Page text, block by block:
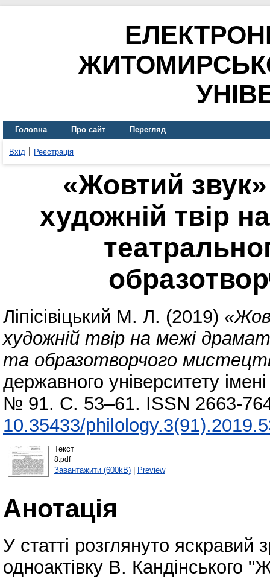
Головна Про сайт Перегляд
Вхід Реєстрація
«Жовтий
художній твір
Ліпісівіцький М. Л. (2019)
художній твір на межі
та образотворчого
державного університету
№ 91. С. 53–61. ISSN 2663-
10.35433/
Текст
8.pdf
Завантажити (600kB)| Preview
Анотація
У статті розглянуто яскравий
одноактівку В. Кандінського